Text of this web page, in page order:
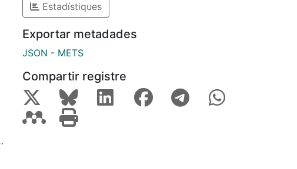
Estadístiques
Exportar metadades
JSON - METS
Compartir registre